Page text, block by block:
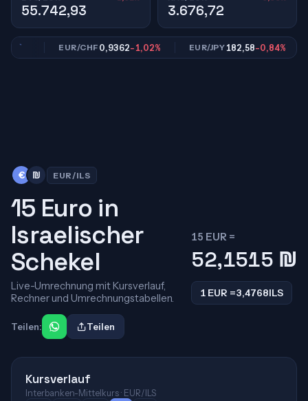
55.742,93 3.676,72
EUR/CHF0,9362-1,02% EUR/JPY182,58-0,84%
€ ₪ EUR/ILS
15 Euro in
Israelischer
Schekel
Live-Umrechnung mit Kursverlauf,
Rechner und Umrechnungstabellen.
15 EUR =
52,1515 ₪
1 EUR =3,4768ILS
Teilen: Teilen
Kursverlauf
Interbanken-Mittelkurs · EUR/ILS